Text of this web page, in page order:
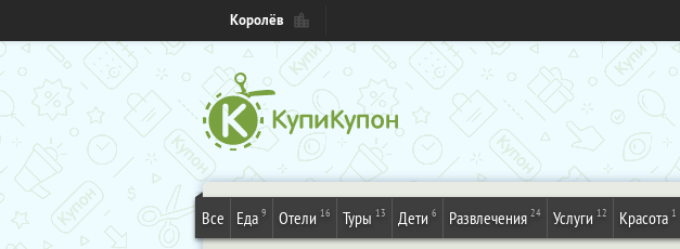
Королёв
Все Еда 9 Отели 16 Туры 13 Дети 6 Развлечения 24 Услуги 12 Красота 1